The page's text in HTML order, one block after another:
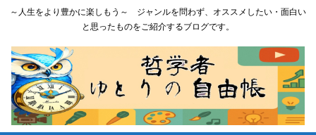
～人生をより豊かに楽しもう～ ジャンルを問わず、オススメしたい・面白い
と思ったものをご紹介するブログです。